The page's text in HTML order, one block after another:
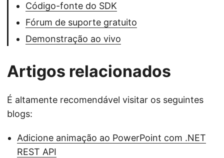
Código-fonte do SDK
Fórum de suporte gratuito
Demonstração ao vivo
Artigos relacionados
É altamente recomendável visitar os seguintes
blogs:
Adicione animação ao PowerPoint com .NET
REST API